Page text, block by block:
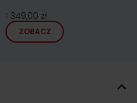
1 349,00 zł
ZOBACZ